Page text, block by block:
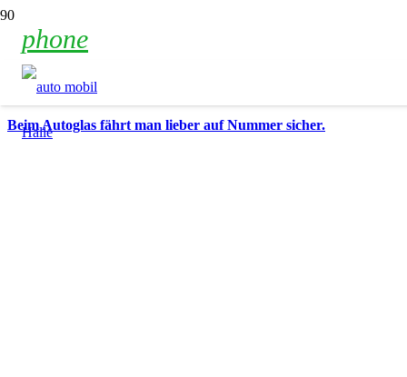
phone
Beim Autoglas fährt man lieber auf Nummer sicher.